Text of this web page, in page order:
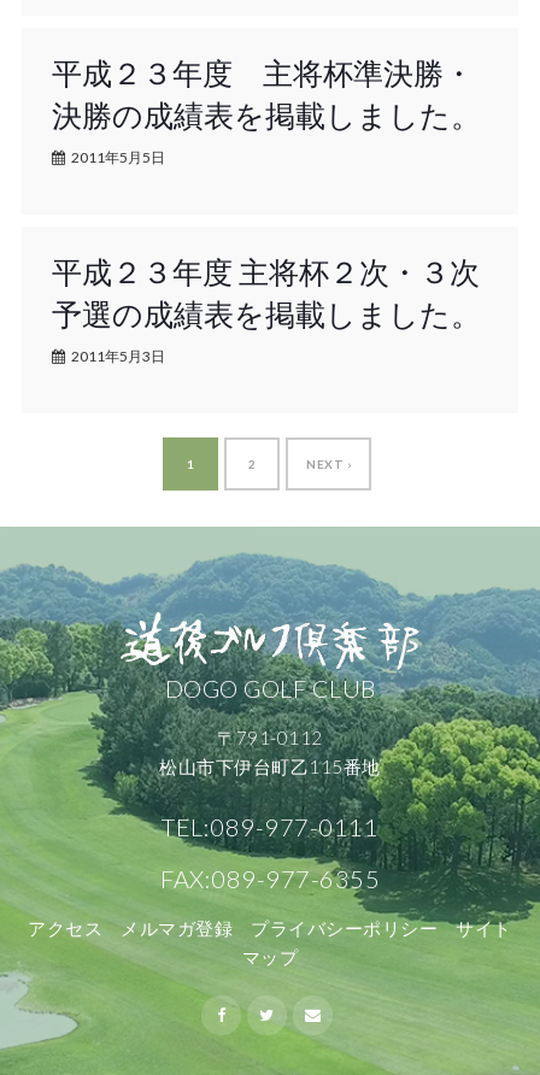
平成２３年度 主将杯準決勝・
決勝の成績表を掲載しました。
2011年5月5日
平成２３年度 主将杯２次・３次
予選の成績表を掲載しました。
2011年5月3日
1 2 NEXT ›
DOGO GOLF CLUB
〒791-0112
松山市下伊台町乙115番地
TEL:089-977-0111
FAX:089-977-6355
アクセス メルマガ登録 プライバシーポリシー
サイト
マップ